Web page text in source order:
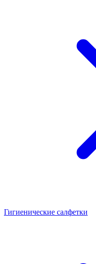
Гигиенические салфетки